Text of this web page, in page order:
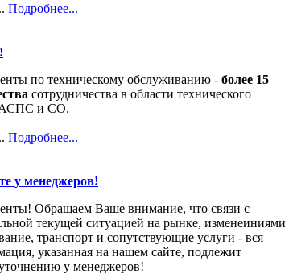
Подробнее...
по техническому обслуживанию - более 15
сотрудничества в области технического
АСПС и СО.
Подробнее...
у менеджеров!
Обращаем Ваше внимание, что связи с
текущей ситуацией на рынке, изменеиниями
транспорт и сопутствующие услуги - вся
указанная на нашем сайте, подлежит
у менеджеров!